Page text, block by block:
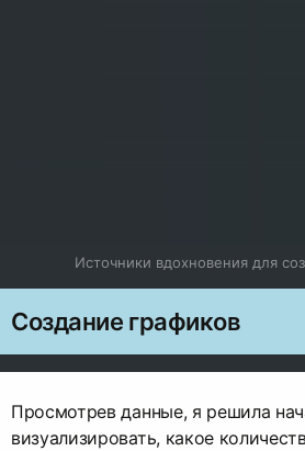
Источники вдохновения для
Создание графиков
Просмотрев данные, я решила
визуализировать, какое